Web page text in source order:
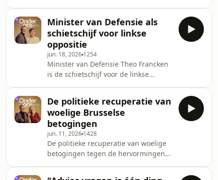
Minister van Defensie als
schietschijf voor linkse
oppositie
jun. 18, 2026 1254
Minister van Defensie Theo Francken
is de schietschijf voor de linkse
De politieke recuperatie van
woelige Brusselse
betogingen
jun. 11, 2026 1428
De politieke recuperatie van woelige
betogingen tegen de hervormingen